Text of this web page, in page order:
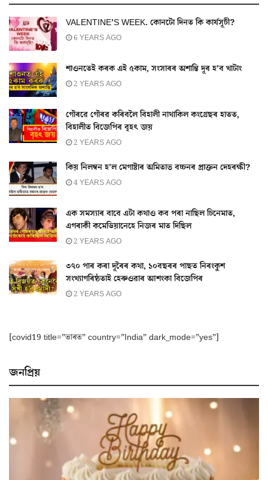
VALENTINE’S WEEK. কোনটো দিনত কি কাৰ্যসূচী?
6 YEARS AGO
শাওনতেই কৰক এই ৫কাম, সংসাৰৰ অশান্তি দূৰ হ’ব খাটাং
2 YEARS AGO
গৌৰৱে গৌৰৱ কৰিবলৈ বিহালী নাথাকিল কংগ্ৰেছৰ হাতত,
বিহালীত বিজেপিৰ বৃহৎ জয়
2 YEARS AGO
কিয় নিলম্বন হ’ল মেগাষ্টাৰ অমিতাভ বচ্চনৰ প্ৰাক্তন দেহৰক্ষী?
4 YEARS AGO
এক সমস্যাৰ বাবে এটা কথাও কব পৰা নাছিল চিনেমাত,
এগৰাকী কমেডিয়ানেহে নিজৰ মাত দিছিল
2 YEARS AGO
৩৭০ পাৰ কৰা দূৰৈৰ কথা, ১০বছৰৰ পাছত নিৰংকুশ
সংখ্যাগৰিষ্ঠতাই হেৰুওৱাৰ আশংকা বিজেপিৰ
2 YEARS AGO
[covid19 title=”ভাৰত” country=”India” dark_mode=”yes”]
জনপ্ৰিয়